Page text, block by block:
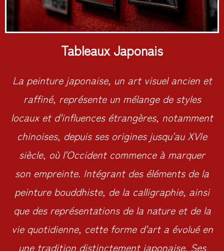
Tableaux Japonais
La peinture japonaise, un art visuel ancien et
raffiné, représente un mélange de styles
locaux et d'influences étrangères, notamment
chinoises, depuis ses origines jusqu'au XVIe
siècle, où l'Occident commence à marquer
son empreinte. Intégrant des éléments de la
peinture bouddhiste, de la calligraphie, ainsi
que des représentations de la nature et de la
vie quotidienne, cette forme d'art a évolué en
une tradition distinctement japonaise. Ses